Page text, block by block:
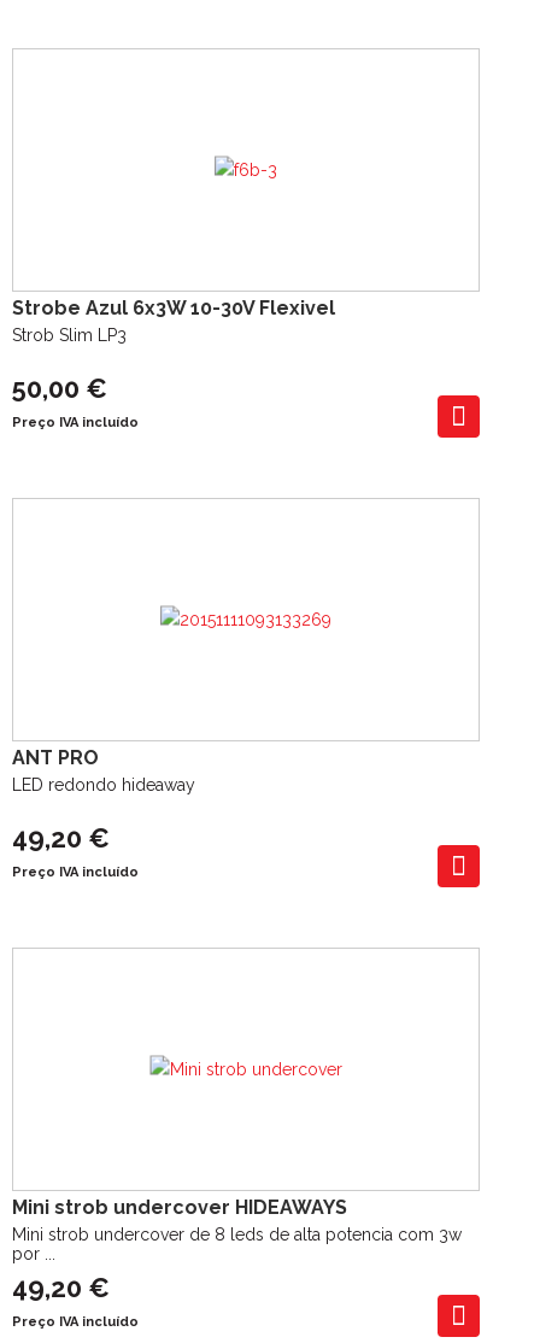
Strobe Azul 6x3W 10-30V Flexivel
Strob Slim LP3
50,00 €
Preço IVA incluído
ANT PRO
LED redondo hideaway
49,20 €
Preço IVA incluído
Mini strob undercover HIDEAWAYS
Mini strob undercover de 8 leds de alta potencia com 3w
por ...
49,20 €
Preço IVA incluído